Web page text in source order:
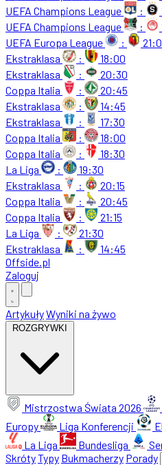
UEFA Champions League
:
UEFA Champions League
:
UEFA Europa League
:
Ekstraklasa
:
18:00
Ekstraklasa
:
20:30
Coppa Italia
:
20:45
Ekstraklasa
:
14:45
Ekstraklasa
:
17:30
Coppa Italia
:
18:00
Coppa Italia
:
18:30
La Liga
:
19:30
Ekstraklasa
:
20:15
Coppa Italia
:
20:45
Coppa Italia
:
21:15
La Liga
:
21:30
Ekstraklasa
:
14:45
Offside.pl
Zaloguj
ArtykułyWyniki na żywo
ROZGRYWKI
Mistrzostwa Świata 2026
Europy
Liga Konferencji
La Liga
Bundesliga
SkrótyTypy Bukmacherzy Porady